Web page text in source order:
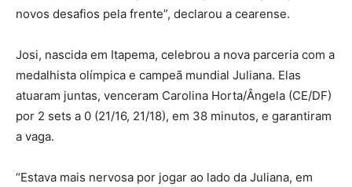
novos desafios pela frente”, declarou a cearense.
Josi, nascida em Itapema, celebrou a nova parceria com a
medalhista olímpica e campeã mundial Juliana. Elas
atuaram juntas, venceram Carolina Horta/Ângela (CE/DF)
por 2 sets a 0 (21/16, 21/18), em 38 minutos, e garantiram
a vaga.
“Estava mais nervosa por jogar ao lado da Juliana, em